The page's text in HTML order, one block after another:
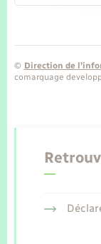
© Direction de
comarquage